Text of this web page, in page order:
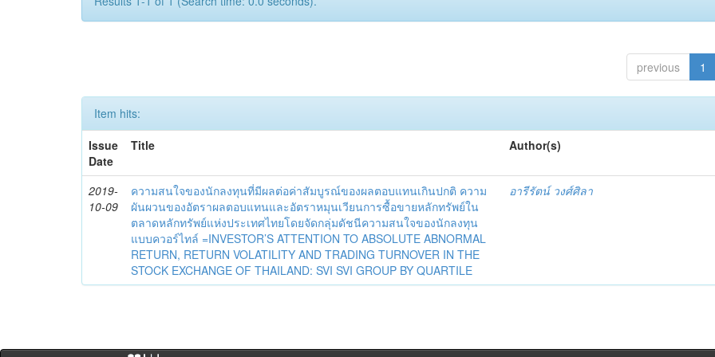
previous 1
Item hits:
Issue
Date
Title Author(s)
2019-
10-09
ความสนใจของนักลงทุนที่มีผลต่อค่าสัมบูรณ์ของผลตอบแทนเกินปกติ ความ
ผันผวนของอัตราผลตอบแทนและอัตราหมุนเวียนการซื้อขายหลักทรัพย์ใน
ตลาดหลักทรัพย์แห่งประเทศไทยโดยจัดกลุ่มดัชนีความสนใจของนักลงทุน
แบบควอร์ไทล์ =INVESTOR’S ATTENTION TO ABSOLUTE ABNORMAL
RETURN, RETURN VOLATILITY AND TRADING TURNOVER IN THE
STOCK EXCHANGE OF THAILAND: SVI SVI GROUP BY QUARTILE
อารีรัตน์ วงศ์ศิลา